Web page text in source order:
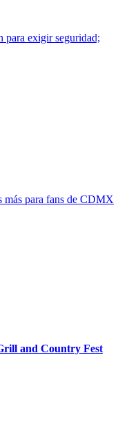
para exigir seguridad;
más para fans de CDMX
and Country Fest